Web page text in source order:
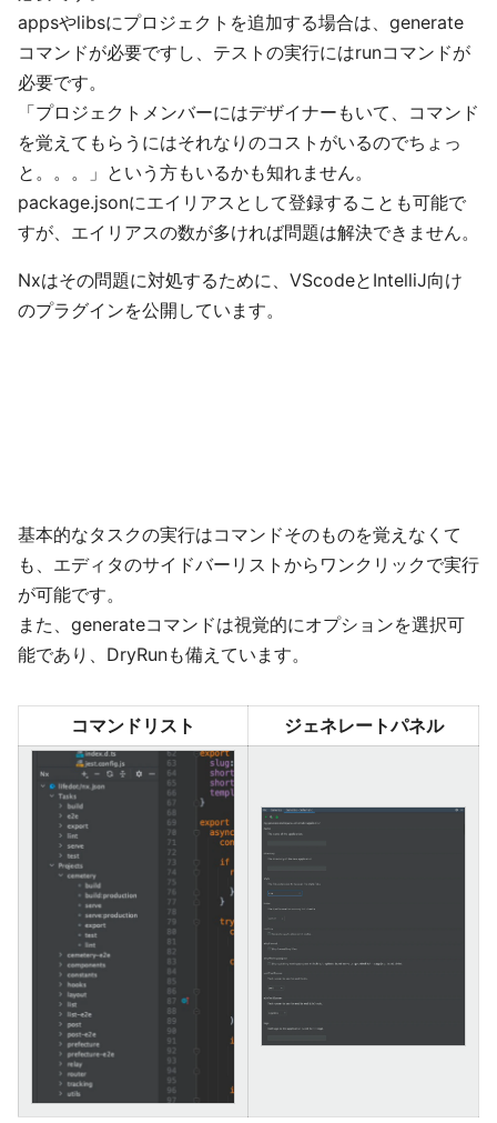
appsやlibsにプロジェクトを追加する場合は、generate
コマンドが必要ですし、テストの実行にはrunコマンドが
必要です。
「プロジェクトメンバーにはデザイナーもいて、コマンド
を覚えてもらうにはそれなりのコストがいるのでちょっ
と。。。」という方もいるかも知れません。
package.jsonにエイリアスとして登録することも可能で
すが、エイリアスの数が多ければ問題は解決できません。
Nxはその問題に対処するために、VScodeとIntelliJ向け
のプラグインを公開しています。
基本的なタスクの実行はコマンドそのものを覚えなくて
も、エディタのサイドバーリストからワンクリックで実行
が可能です。
また、generateコマンドは視覚的にオプションを選択可
能であり、DryRunも備えています。
コマンドリスト ジェネレートパネル